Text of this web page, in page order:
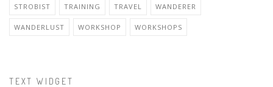
STROBIST TRAINING TRAVEL WANDERER
WANDERLUST WORKSHOP WORKSHOPS
TEXT WIDGET